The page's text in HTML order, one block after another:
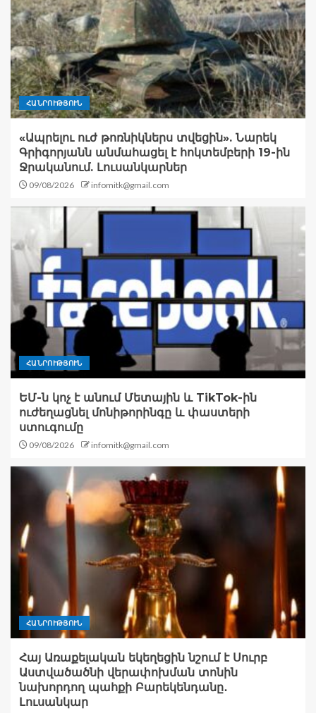
ՀԱՆՐՈՒԹՅՈՒՆ
«Ապրելու ուժ թոռնիկներս տվեցին». Նարեկ
Գրիգորյանն անմահացել է հոկտեմբերի 19-ին
Ջրականում. Լուսանկարներ
09/08/2026 infomitk@gmail.com
ՀԱՆՐՈՒԹՅՈՒՆ
ԵՄ-ն կոչ է անում Մետային և TikTok-ին
ուժեղացնել մոնիթորինգը և փաստերի
ստուգումը
09/08/2026 infomitk@gmail.com
ՀԱՆՐՈՒԹՅՈՒՆ
Հայ Առաքելական եկեղեցին նշում է Սուրբ
Աստվածածնի վերափոխման տոնին
նախորդող պահքի Բարեկենդանը․
Լուսանկար